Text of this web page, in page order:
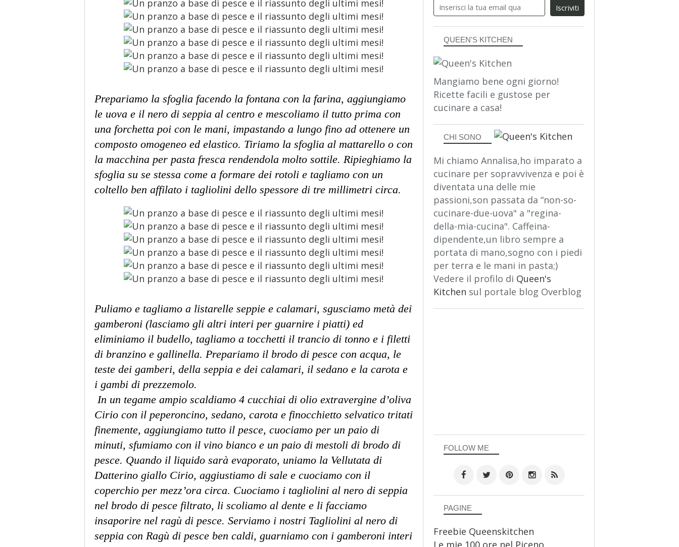
Prepariamo la sfoglia facendo la fontana con la farina, aggiungiamo
le uova e il nero di seppia al centro e mescoliamo il tutto prima con
una forchetta poi con le mani, impastando a lungo fino ad ottenere un
composto omogeneo ed elastico. Tiriamo la sfoglia al mattarello o con
la macchina per pasta fresca rendendola molto sottile. Ripieghiamo la
sfoglia su se stessa come a formare dei rotoli e tagliamo con un
coltello ben affilato i tagliolini dello spessore di tre millimetri circa.
Puliamo e tagliamo a listarelle seppie e calamari, sgusciamo metà dei
gamberoni (lasciamo gli altri interi per guarnire i piatti) ed
eliminiamo il budello, tagliamo a tocchetti il trancio di tonno e i filetti
di branzino e gallinella. Prepariamo il brodo di pesce con acqua, le
teste dei gamberi, della seppia e dei calamari, il sedano e la carota e
i gambi di prezzemolo.
In un tegame ampio scaldiamo 4 cucchiai di olio extravergine d’oliva
Cirio con il peperoncino, sedano, carota e finocchietto selvatico tritati
finemente, aggiungiamo tutto il pesce, cuociamo per un paio di
minuti, sfumiamo con il vino bianco e un paio di mestoli di brodo di
pesce. Quando il liquido sarà evaporato, uniamo la Vellutata di
Datterino giallo Cirio, aggiustiamo di sale e cuociamo con il
coperchio per mezz’ora circa. Cuociamo i tagliolini al nero di seppia
nel brodo di pesce filtrato, li scoliamo al dente e li facciamo
insaporire nel ragù di pesce. Serviamo i nostri Tagliolini al nero di
seppia con Ragù di pesce ben caldi, guarniamo con i gamberoni interi
FOLLOW ME
QUEEN'S KITCHEN
Mangiamo bene ogni giorno!
Ricette facili e gustose per
cucinare a casa!
CHI SONO
Mi chiamo Annalisa,ho imparato a
cucinare per sopravvivenza e poi è
diventata una delle mie
passioni,son passata da “non-so-
cucinare-due-uova" a "regina-
della-mia-cucina". Caffeina-
dipendente,un libro sempre a
portata di mano,sogno con i piedi
per terra e le mani in pasta;)
Vedere il profilo di Queen's
Kitchen sul portale blog Overblog
PAGINE
Freebie Queenskitchen